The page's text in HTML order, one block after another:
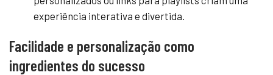
experiência interativa e divertida.
Facilidade e personalização como
ingredientes do sucesso